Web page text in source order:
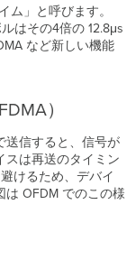
ム」と呼びます。
はその4倍の 12.8μs
など新しい機能
）
送信すると、信号が
スは再送のタイミン
けるため、デバイ
は OFDM でのこの様